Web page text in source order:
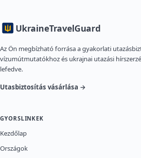
UkraineTravelGuard
Az Ön megbízható forrása a gyakorlati
vízumútmutatókhoz és ukrajnai utazási
lefedve.
Utasbiztosítás vásárlása →
GYORSLINKEK
Kezdőlap
Országok